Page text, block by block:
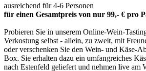
ausreichend für 4-6 Personen
für einen Gesamtpreis von nur 99,- € pro
Probieren Sie in unserem Online-Wein-
Verkostung selbst - allein, zu zweit, mit
oder verschenken Sie den Wein- und Käse-
Box. Sie erhalten dazu ein umfangreiches
nach Estenfeld geliefert und nehmen live am